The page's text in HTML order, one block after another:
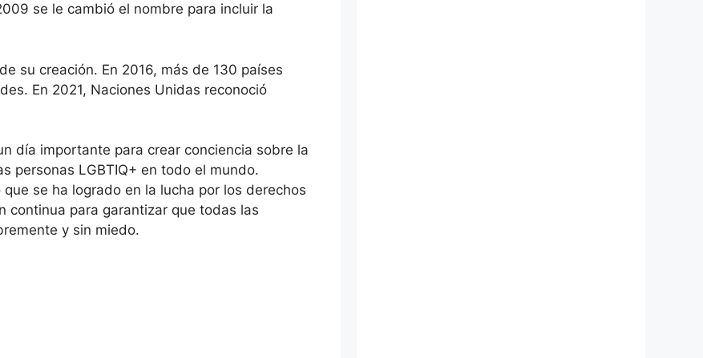
se le cambió el nombre para incluir la
su creación. En 2016, más de 130 países
En 2021, Naciones Unidas reconoció
día importante para crear conciencia sobre la
personas LGBTIQ+ en todo el mundo.
se ha logrado en la lucha por los derechos
continua para garantizar que todas las
y sin miedo.